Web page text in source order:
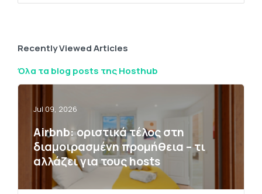
Recently Viewed Articles
Όλα τα blog posts της Hosthub
Jul 09, 2026
Airbnb: οριστικά τέλος στη
διαμοιρασμένη προμήθεια – τι
αλλάζει για τους hosts